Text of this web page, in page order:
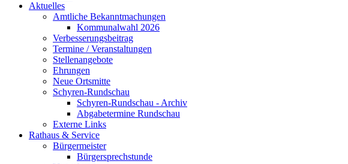
Aktuelles
Amtliche Bekanntmachungen
Kommunalwahl 2026
Verbesserungsbeitrag
Termine / Veranstaltungen
Stellenangebote
Ehrungen
Neue Ortsmitte
Schyren-Rundschau
Schyren-Rundschau - Archiv
Abgabetermine Rundschau
Externe Links
Rathaus & Service
Bürgermeister
Bürgersprechstunde